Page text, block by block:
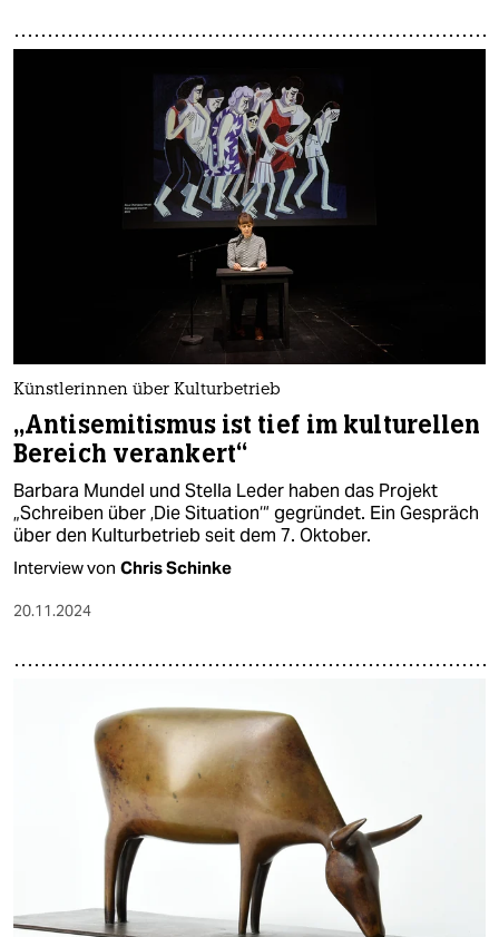
Künstlerinnen über Kulturbetrieb
„Antisemitismus ist tief im kulturellen
Bereich verankert“
Barbara Mundel und Stella Leder haben das Projekt
„Schreiben über ‚Die Situation‘“ gegründet. Ein Gespräch
über den Kulturbetrieb seit dem 7. Oktober.
Interview von Chris Schinke
20.11.2024